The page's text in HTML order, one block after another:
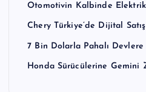
Otomotivin Kalbinde
Chery Türkiye’de Dijital Satış
7 Bin Dolarla Pahalı
Honda Sürücülerine Gemini